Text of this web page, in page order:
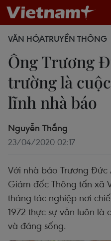
VĂN HÓATRUYỀN THÔNG
Ông Trương
trường là
lĩnh nhà báo
Nguyễn Thắng
23/04/2020 02:17
Với nhà báo Trương Đức
Giám đốc Thông tấn xã
tháng tác nghiệp nơi
1972 thực sự vẫn luôn
và đáng sống.